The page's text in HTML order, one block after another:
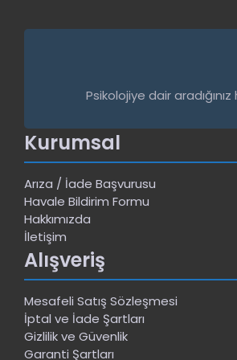
Psikolojiye dair
Kurumsal
Arıza / İade Başvurusu
Havale Bildirim Formu
Hakkımızda
İletişim
Alışveriş
Mesafeli Satış Sözleşmesi
İptal ve İade Şartları
Gizlilik ve Güvenlik
Garanti Şartları